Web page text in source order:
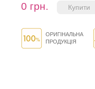
0 грн.
ОРИГІНАЛЬНА
ПРОДУКЦІЯ